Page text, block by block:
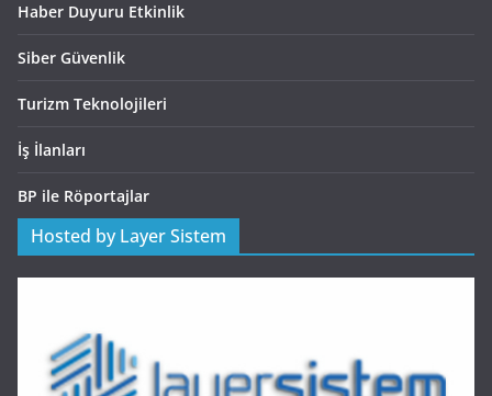
Haber Duyuru Etkinlik
Siber Güvenlik
Turizm Teknolojileri
İş İlanları
BP ile Röportajlar
Hosted by Layer Sistem